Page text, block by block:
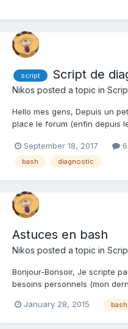
script Script de
Nikos posted a topic in
Hello mes gens, Depuis un
place le forum (enfin depuis
rencontrés : Mon Wifi ne
détecte pas mes équipements.
September 18, 2017
bash diagnostic
Astuces en bash
Nikos posted a topic in
Bonjour-Bonsoir, Je scripte
besoins personnels (mon
récupérer des petits snippets
January 28, 2015 bash